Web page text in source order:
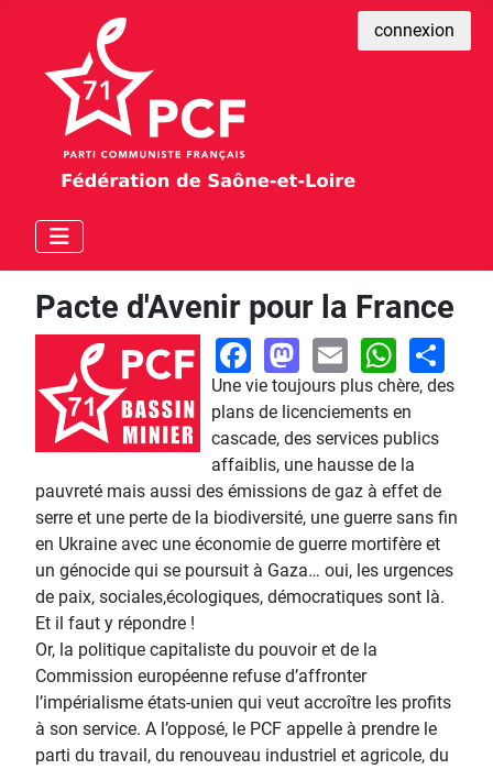
connexion
Pacte d'Avenir pour la France
Facebook
Mastodon
Email
Une vie toujours plus chère, des
plans de licenciements en
cascade, des services publics
affaiblis, une hausse de la
pauvreté mais aussi des émissions de gaz à effet de
serre et une perte de la biodiversité, une guerre sans fin
en Ukraine avec une économie de guerre mortifère et
un génocide qui se poursuit à Gaza… oui, les urgences
de paix, sociales,écologiques, démocratiques sont là.
Et il faut y répondre !
Or, la politique capitaliste du pouvoir et de la
Commission européenne refuse d’affronter
l’impérialisme états-unien qui veut accroître les profits
à son service. A l’opposé, le PCF appelle à prendre le
parti du travail, du renouveau industriel et agricole, du